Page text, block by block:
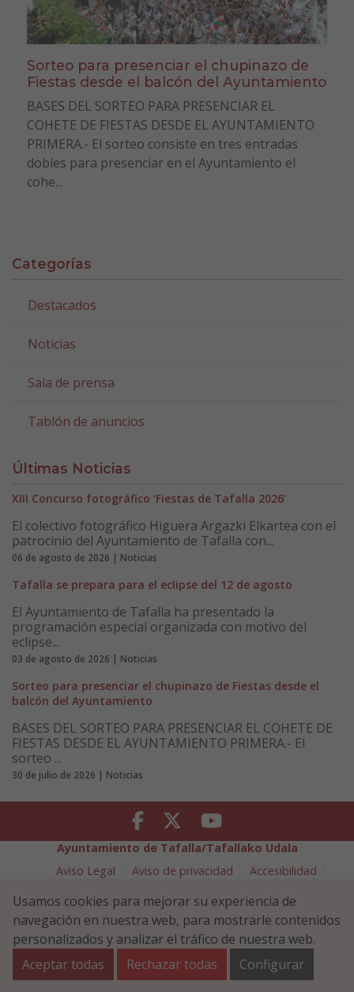
Sorteo para presenciar el chupinazo de
Fiestas desde el balcón del Ayuntamiento
BASES DEL SORTEO PARA PRESENCIAR EL
COHETE DE FIESTAS DESDE EL AYUNTAMIENTO
PRIMERA.- El sorteo consiste en tres entradas
dobles para presenciar en el Ayuntamiento el
cohe...
Categorías
Destacados
Noticias
Sala de prensa
Tablón de anuncios
Últimas Noticias
XIII Concurso fotográfico ‘Fiestas de Tafalla 2026’
El colectivo fotográfico Higuera Argazki Elkartea con el
patrocinio del Ayuntamiento de Tafalla con...
06 de agosto de 2026 | Noticias
Tafalla se prepara para el eclipse del 12 de agosto
El Ayuntamiento de Tafalla ha presentado la
programación especial organizada con motivo del
eclipse...
03 de agosto de 2026 | Noticias
Sorteo para presenciar el chupinazo de Fiestas desde el
balcón del Ayuntamiento
BASES DEL SORTEO PARA PRESENCIAR EL COHETE DE
FIESTAS DESDE EL AYUNTAMIENTO PRIMERA.- El
sorteo ...
30 de julio de 2026 | Noticias
Facebook Twitter Youtube
Ayuntamiento de Tafalla/Tafallako Udala
Aviso Legal
Aviso de privacidad
Accesibilidad
Política de Seguridad de la Información
Plaza Navarra 5 - 31300 Tafalla (NAVARRA)
948 70 18 11
ayuntamiento@tafalla.es
Usamos cookies para mejorar su experiencia de
navegación en nuestra web, para mostrarle contenidos
personalizados y analizar el tráfico de nuestra web.
Aceptar todas
Rechazar todas Configurar